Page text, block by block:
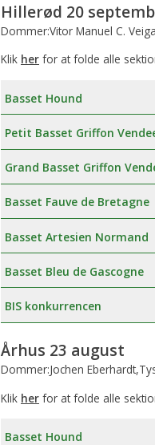
Hillerød 20
Dommer:Vitor Manuel C.
Klik her for at folde alle
Basset Hound
Petit Basset Griffon
Grand Basset Griffon
Basset Fauve de Bretagne
Basset Artesien Normand
Basset Bleu de Gascogne
BIS konkurrencen
Århus 23 august
Dommer:Jochen
Klik her for at folde alle
Basset Hound